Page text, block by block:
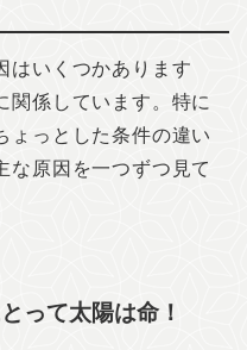
はいくつかあります
関係しています。特に
ょっとした条件の違い
な原因を一つずつ見て
って太陽は命！